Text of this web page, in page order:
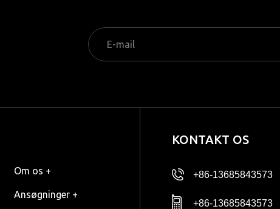
Om os +
Ansøgninger +
KONTAKT OS
+86-13685843573
+86-13685843573